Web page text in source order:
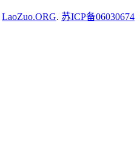
LaoZuo.ORG. 苏ICP备06030674